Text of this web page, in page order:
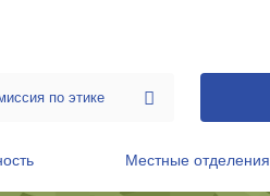
Местные отделения